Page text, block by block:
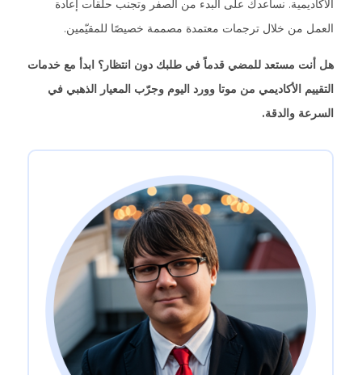
الأكاديمية. نساعدك على البدء من الصفر وتجنب حلقات إعادة
العمل من خلال ترجمات معتمدة مصممة خصيصًا للمقيّمين.
هل أنت مستعد للمضي قدماً في طلبك دون انتظار؟ ابدأ مع خدمات
التقييم الأكاديمي من موتا وورد اليوم وجرّب المعيار الذهبي في
السرعة والدقة.